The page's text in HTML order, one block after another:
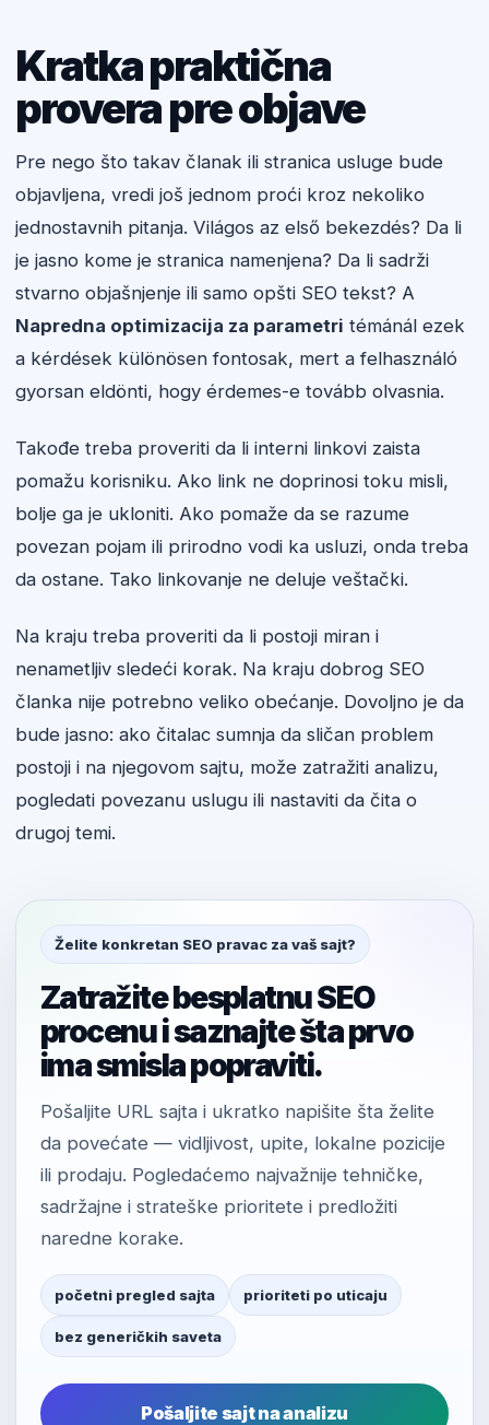
Kratka praktična
provera pre objave
Pre nego što takav članak ili stranica usluge bude
objavljena, vredi još jednom proći kroz nekoliko
jednostavnih pitanja. Világos az első bekezdés? Da li
je jasno kome je stranica namenjena? Da li sadrži
stvarno objašnjenje ili samo opšti SEO tekst? A
Napredna optimizacija za parametri témánál ezek
a kérdések különösen fontosak, mert a felhasználó
gyorsan eldönti, hogy érdemes-e tovább olvasnia.
Takođe treba proveriti da li interni linkovi zaista
pomažu korisniku. Ako link ne doprinosi toku misli,
bolje ga je ukloniti. Ako pomaže da se razume
povezan pojam ili prirodno vodi ka usluzi, onda treba
da ostane. Tako linkovanje ne deluje veštački.
Na kraju treba proveriti da li postoji miran i
nenametljiv sledeći korak. Na kraju dobrog SEO
članka nije potrebno veliko obećanje. Dovoljno je da
bude jasno: ako čitalac sumnja da sličan problem
postoji i na njegovom sajtu, može zatražiti analizu,
pogledati povezanu uslugu ili nastaviti da čita o
drugoj temi.
Želite konkretan SEO pravac za vaš sajt?
Zatražite besplatnu SEO
procenu i saznajte šta prvo
ima smisla popraviti.
Pošaljite URL sajta i ukratko napišite šta želite
da povećate — vidljivost, upite, lokalne pozicije
ili prodaju. Pogledaćemo najvažnije tehničke,
sadržajne i strateške prioritete i predložiti
naredne korake.
početni pregled sajta prioriteti po uticaju
bez generičkih saveta
Pošaljite sajt na analizu